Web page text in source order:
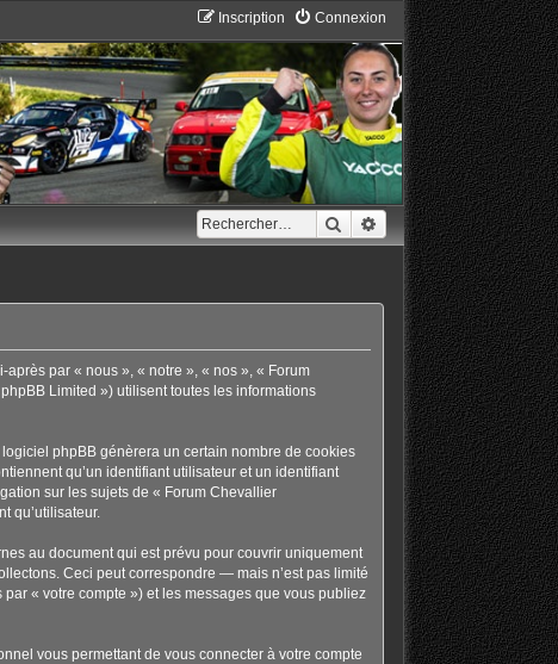
Connexion
Inscription
RechercherRecherche avancée
par « nous », « notre », « nos », « Forum
Limited ») utilisent toutes les informations
phpBB génèrera un certain nombre de cookies
qu’un identifiant utilisateur et un identifiant
sur les sujets de « Forum Chevallier
qu’utilisateur.
au document qui est prévu pour couvrir uniquement
Ceci peut correspondre — mais n’est pas limité
« votre compte ») et les messages que vous publiez
vous permettant de vous connecter à votre compte